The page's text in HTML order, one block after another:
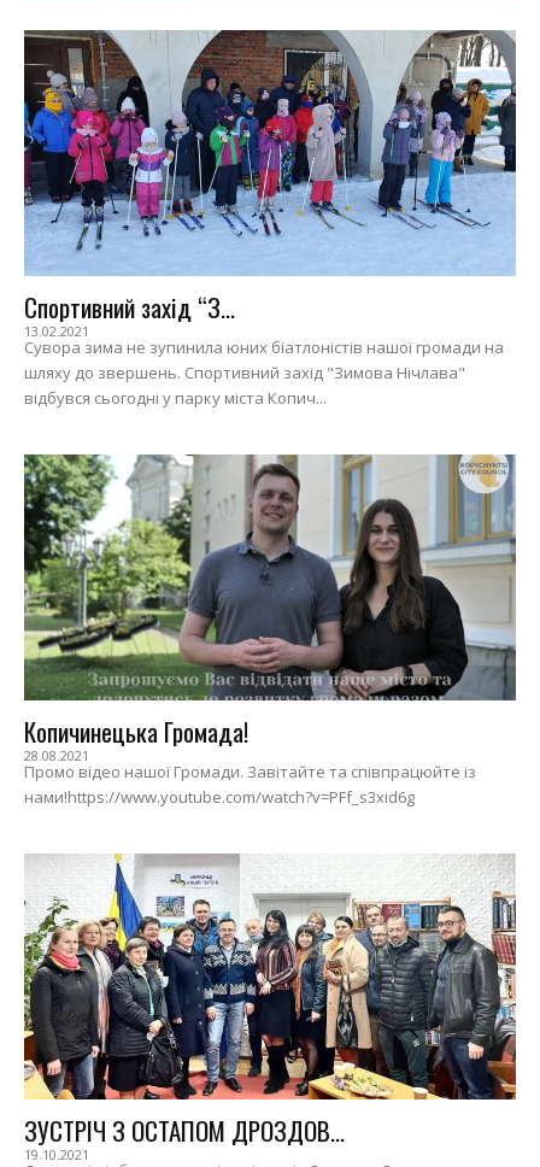
Спортивний захід “З...
13.02.2021
Сувора зима не зупинила юних біатлоністів нашої громади на
шляху до звершень. Спортивний захід "Зимова Нічлава"
відбувся сьогодні у парку міста Копич...
Копичинецька Громада!
28.08.2021
Промо відео нашої Громади. Завітайте та співпрацюйте із
нами!https://www.youtube.com/watch?v=PFf_s3xid6g
ЗУСТРІЧ З ОСТАПОМ ДРОЗДОВ...
19.10.2021